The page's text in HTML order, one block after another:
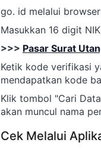
go. id melalui
Masukkan 16 digit
>>> Pasar Surat
Ketik kode verifikasi
mendapatkan kode
Klik tombol "Cari
akan muncul nama
Cek Melalui